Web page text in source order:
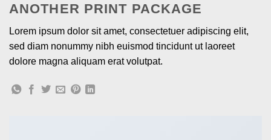
ANOTHER PRINT PACKAGE
Lorem ipsum dolor sit amet, consectetuer adipiscing elit,
sed diam nonummy nibh euismod tincidunt ut laoreet
dolore magna aliquam erat volutpat.